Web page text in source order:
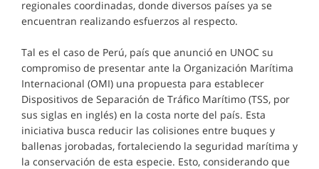
regionales coordinadas, donde diversos países ya se
encuentran realizando esfuerzos al respecto.
Tal es el caso de Perú, país que anunció en UNOC su
compromiso de presentar ante la Organización Marítima
Internacional (OMI) una propuesta para establecer
Dispositivos de Separación de Tráfico Marítimo (TSS, por
sus siglas en inglés) en la costa norte del país. Esta
iniciativa busca reducir las colisiones entre buques y
ballenas jorobadas, fortaleciendo la seguridad marítima y
la conservación de esta especie. Esto, considerando que